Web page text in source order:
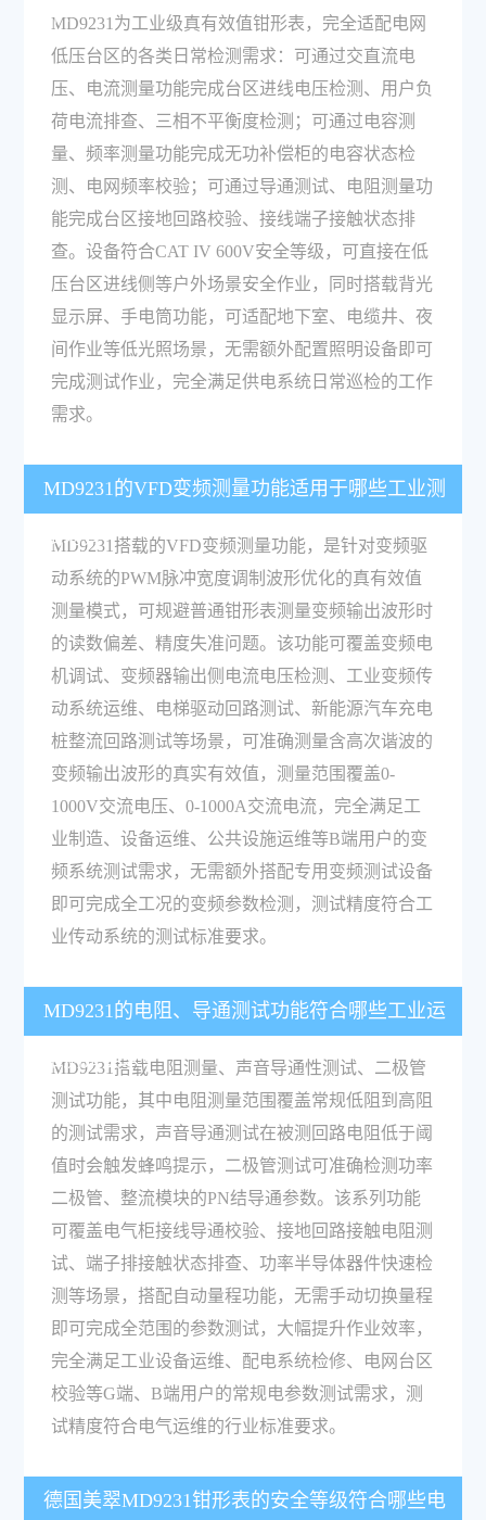
作？
MD9231为工业级真有效值钳形表，完全适配电网
低压台区的各类日常检测需求：可通过交直流电
压、电流测量功能完成台区进线电压检测、用户负
荷电流排查、三相不平衡度检测；可通过电容测
量、频率测量功能完成无功补偿柜的电容状态检
测、电网频率校验；可通过导通测试、电阻测量功
能完成台区接地回路校验、接线端子接触状态排
查。设备符合CAT IV 600V安全等级，可直接在低
压台区进线侧等户外场景安全作业，同时搭载背光
显示屏、手电筒功能，可适配地下室、电缆井、夜
间作业等低光照场景，无需额外配置照明设备即可
完成测试作业，完全满足供电系统日常巡检的工作
需求。
MD9231的VFD变频测量功能适用于哪些工业测
试场景？
MD9231搭载的VFD变频测量功能，是针对变频驱
动系统的PWM脉冲宽度调制波形优化的真有效值
测量模式，可规避普通钳形表测量变频输出波形时
的读数偏差、精度失准问题。该功能可覆盖变频电
机调试、变频器输出侧电流电压检测、工业变频传
动系统运维、电梯驱动回路测试、新能源汽车充电
桩整流回路测试等场景，可准确测量含高次谐波的
变频输出波形的真实有效值，测量范围覆盖0-
1000V交流电压、0-1000A交流电流，完全满足工
业制造、设备运维、公共设施运维等B端用户的变
频系统测试需求，无需额外搭配专用变频测试设备
即可完成全工况的变频参数检测，测试精度符合工
业传动系统的测试标准要求。
MD9231的电阻、导通测试功能符合哪些工业运
维测试要求？
MD9231搭载电阻测量、声音导通性测试、二极管
测试功能，其中电阻测量范围覆盖常规低阻到高阻
的测试需求，声音导通测试在被测回路电阻低于阈
值时会触发蜂鸣提示，二极管测试可准确检测功率
二极管、整流模块的PN结导通参数。该系列功能
可覆盖电气柜接线导通校验、接地回路接触电阻测
试、端子排接触状态排查、功率半导体器件快速检
测等场景，搭配自动量程功能，无需手动切换量程
即可完成全范围的参数测试，大幅提升作业效率，
完全满足工业设备运维、配电系统检修、电网台区
校验等G端、B端用户的常规电参数测试需求，测
试精度符合电气运维的行业标准要求。
德国美翠MD9231钳形表的安全等级符合哪些电